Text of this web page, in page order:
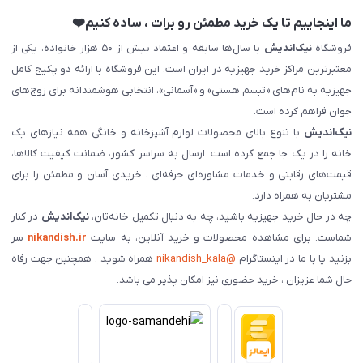
ما اینجاییم تا یک خرید مطمئن رو برات ، ساده کنیم❤️
فروشگاهنیک‌اندیش
با سال‌ها سابقه و اعتماد بیش از ۵۰ هزار خانواده، یکی از
معتبرترین مراکز خرید جهیزیه در ایران است. این فروشگاه با ارائه دو پکیج کامل
جهیزیه به نام‌های «تبسم هستی» و «آسمانی»، انتخابی هوشمندانه برای زوج‌های
جوان فراهم کرده است.
نیک‌اندیش با تنوع بالای محصولات لوازم آشپزخانه و خانگی همه نیازهای یک
خانه را در یک جا جمع کرده است. ارسال به سراسر کشور، ضمانت کیفیت کالاها،
قیمت‌های رقابتی و خدمات مشاوره‌ای حرفه‌ای ، خریدی آسان و مطمئن را برای
مشتریان به همراه دارد.
چه در حال خرید جهیزیه باشید، چه به دنبال تکمیل خانه‌تان،نیک‌اندیش در کنار
شماست. برای مشاهده محصولات و خرید آنلاین، به سایت nikandish.ir سر
بزنید یا با ما در اینستاگرام @nikandish_kala
همراه شوید . همچنین جهت رفاه
حال شما عزیزان ، خرید حضوری نیز امکان پذیر می باشد.